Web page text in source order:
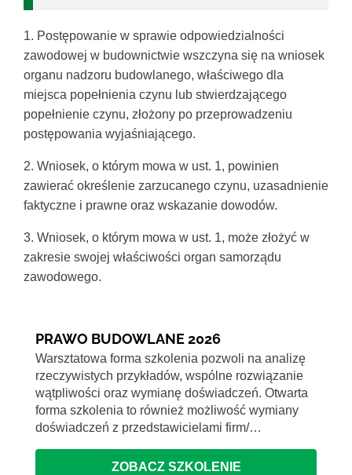
1. Postępowanie w sprawie odpowiedzialności
zawodowej w budownictwie wszczyna się na wniosek
organu nadzoru budowlanego, właściwego dla
miejsca popełnienia czynu lub stwierdzającego
popełnienie czynu, złożony po przeprowadzeniu
postępowania wyjaśniającego.
2. Wniosek, o którym mowa w ust. 1, powinien
zawierać określenie zarzucanego czynu, uzasadnienie
faktyczne i prawne oraz wskazanie dowodów.
3. Wniosek, o którym mowa w ust. 1, może złożyć w
zakresie swojej właściwości organ samorządu
zawodowego.
PRAWO BUDOWLANE 2026
Warsztatowa forma szkolenia pozwoli na analizę
rzeczywistych przykładów, wspólne rozwiązanie
wątpliwości oraz wymianę doświadczeń. Otwarta
forma szkolenia to również możliwość wymiany
doświadczeń z przedstawicielami firm/…
ZOBACZ SZKOLENIE